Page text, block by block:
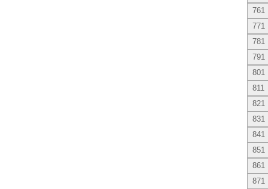
761
771
781
791
801
811
821
831
841
851
861
871